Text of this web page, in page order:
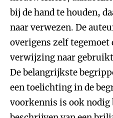
bij de hand te houden,
naar verwezen. De
overigens zelf
verwijzing naar
De belangrijkste
een toelichting in de
voorkennis is ook